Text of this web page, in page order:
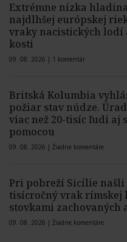
Extrémne nízka
najdlhšej európskej
vraky nacistických lodí
kosti
09. 08. 2026 | 1 komentár
Britská Kolumbia
požiar stav núdze.
viac než 20-tisíc ľudí aj
pomocou
09. 08. 2026 | Žiadne komentáre
Pri pobreží Sicílie našli
tisícročný vrak rímskej
stovkami zachovaných
09. 08. 2026 | Žiadne komentáre